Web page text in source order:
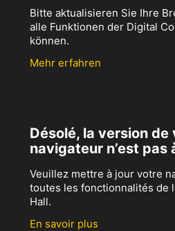
Bitte aktualisieren Sie Ihre
alle Funktionen der Digital
können.
Mehr erfahren
Désolé, la version de
navigateur n’est pas
Veuillez mettre à jour votre
toutes les fonctionnalités de
Hall.
En savoir plus